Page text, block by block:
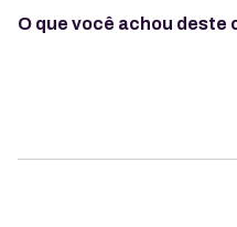
O que você achou deste